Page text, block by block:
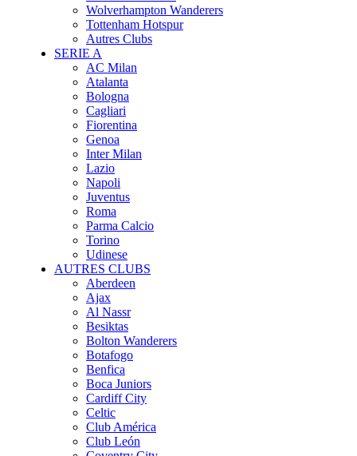
Wolverhampton Wanderers
Tottenham Hotspur
Autres Clubs
SERIE A
AC Milan
Atalanta
Bologna
Cagliari
Fiorentina
Genoa
Inter Milan
Lazio
Napoli
Juventus
Roma
Parma Calcio
Torino
Udinese
AUTRES CLUBS
Aberdeen
Ajax
Al Nassr
Besiktas
Bolton Wanderers
Botafogo
Benfica
Boca Juniors
Cardiff City
Celtic
Club América
Club León